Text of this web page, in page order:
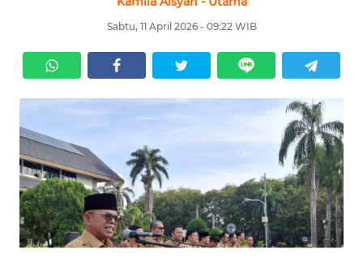
Sabtu, 11 April 2026 - 09:22 WIB
SERBI
HUKRIM
OPINI
PERISTIWA
Informasi